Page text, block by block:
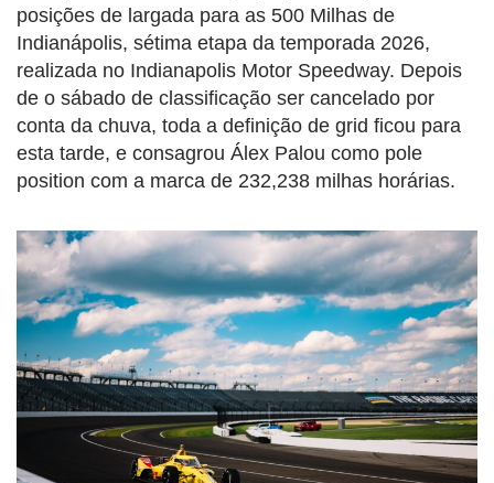
posições de largada para as 500 Milhas de
Indianápolis, sétima etapa da temporada 2026,
realizada no Indianapolis Motor Speedway. Depois
de o sábado de classificação ser cancelado por
conta da chuva, toda a definição de grid ficou para
esta tarde, e consagrou Álex Palou como pole
position com a marca de 232,238 milhas horárias.